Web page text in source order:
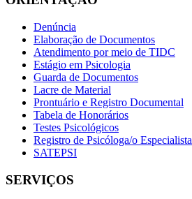
Denúncia
Elaboração de Documentos
Atendimento por meio de TIDC
Estágio em Psicologia
Guarda de Documentos
Lacre de Material
Prontuário e Registro Documental
Tabela de Honorários
Testes Psicológicos
Registro de Psicóloga/o Especialista
SATEPSI
SERVIÇOS